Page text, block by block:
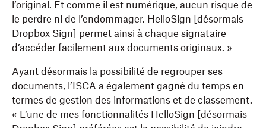
l’original. Et comme il est numérique, aucun risque de
le perdre ni de l’endommager. HelloSign [désormais
Dropbox Sign] permet ainsi à chaque signataire
d’accéder facilement aux documents originaux. »
Ayant désormais la possibilité de regrouper ses
documents, l’ISCA a également gagné du temps en
termes de gestion des informations et de classement.
« L’une de mes fonctionnalités HelloSign [désormais